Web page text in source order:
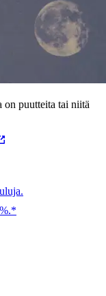
on puutteita tai niitä